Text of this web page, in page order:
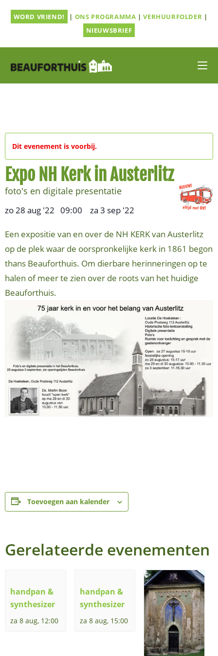
naarWORD VRIEND! | ONS PROGRAMMA |VERHUURFOLDER |
NIEUWSBRIEF
Dit evenement is voorbij.
Expo NH Kerk in Austerlitz
foto's en digitale presentatie
zo 28 aug '22 09:00 za 3 sep '22
Een expositie van en over de NH KERK van Austerlitz
op de plek waar de oorspronkelijke kerk in 1861 begon
thans Beauforthuis. Om dierbare herinneringen op te
halen of meer te zien over de roots van het huidige
Beauforthuis.
Toevoegen aan kalender
Gerelateerde evenementen
handpan &
synthesizer
za 8 aug, 12:00
handpan &
synthesizer
za 8 aug, 15:00